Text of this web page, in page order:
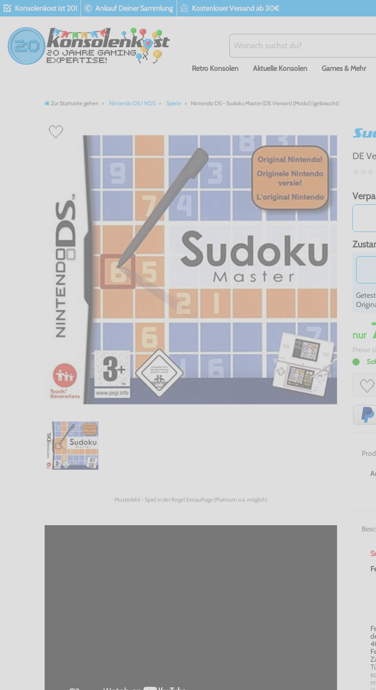
Konsolenkost ist 20! Ankauf Deiner Sammlung Kostenloser Versand ab 30€
Retro Konsolen Aktuelle Konsolen Games & Mehr
Zur Startseite gehen Nintendo DS / NDS Spiele Nintendo DS - Sudoku Master (DE Version) (Modul) (gebraucht)
Musterbild - Spiel in der Regel Erstauflage (Platinum o.ä. möglich)
DE
nur
Preise